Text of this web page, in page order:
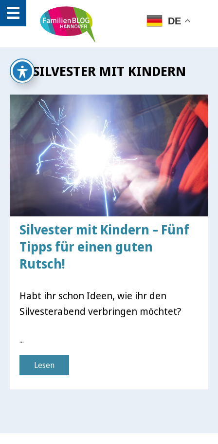
DE
SILVESTER MIT KINDERN
Silvester mit Kindern – Fünf
Tipps für einen guten
Rutsch!
Habt ihr schon Ideen, wie ihr den
Silvesterabend verbringen möchtet?
...
Lesen